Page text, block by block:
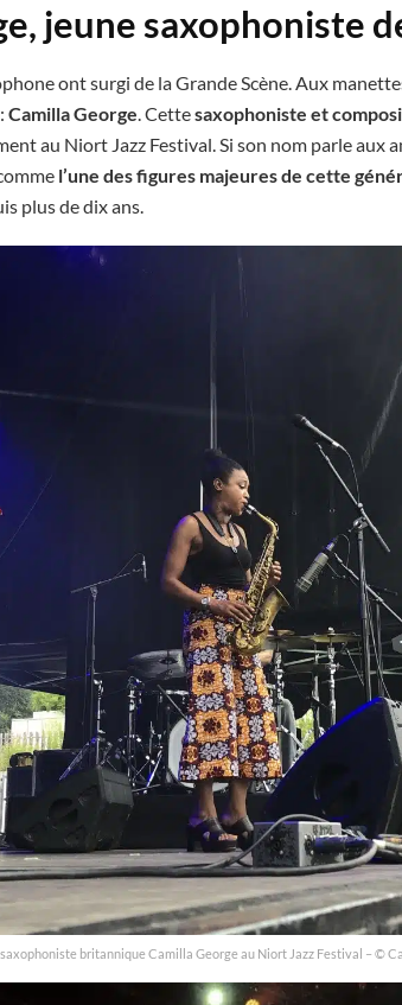
jeune saxophoniste
ont surgi de la Grande Scène. Aux
Camilla George. Cettesaxophoniste et
au Niort Jazz Festival. Si son nom parle aux
l’une des figures majeures de cette
plus de dix ans.
britannique Camilla George au Niort Jazz Festival – ©